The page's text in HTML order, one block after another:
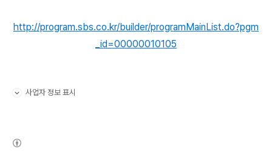
http://program.sbs.co.kr/builder/programMainList.do?pgm
_id=00000010105
사업자 정보 표시